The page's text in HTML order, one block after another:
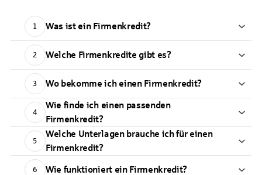
1 Was ist ein Firmenkredit?
2 Welche Firmenkredite gibt es?
3 Wo bekomme ich einen Firmenkredit?
4
Wie finde ich einen passenden
Firmenkredit?
5
Welche Unterlagen brauche ich für einen
Firmenkredit?
6 Wie funktioniert ein Firmenkredit?